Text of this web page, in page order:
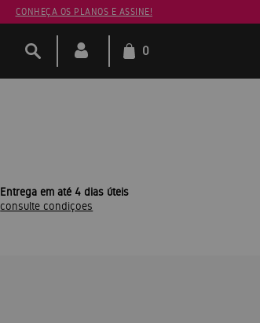
CONHEÇA OS PLANOS E ASSINE!
0
Entrega em até 4 dias úteis
consulte condiçoes